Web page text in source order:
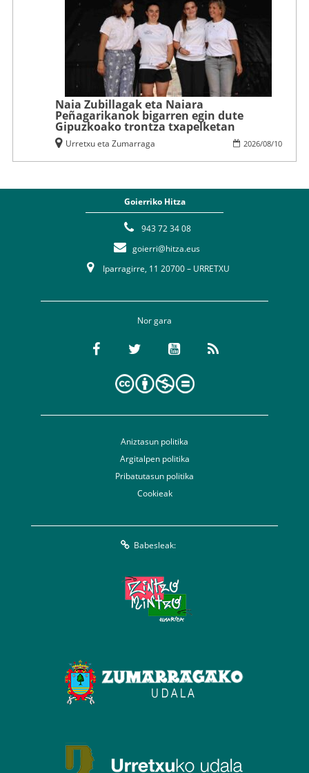
Naia Zubillagak eta Naiara
Peñagarikanok bigarren egin dute
Gipuzkoako trontza txapelketan
2026/08/10
Urretxu eta Zumarraga
Goierriko Hitza
943 72 34 08
goierri@hitza.eus
Iparragirre, 11 20700 – URRETXU
Nor gara
Aniztasun politika
Argitalpen politika
Pribatutasun politika
Cookieak
Babesleak: